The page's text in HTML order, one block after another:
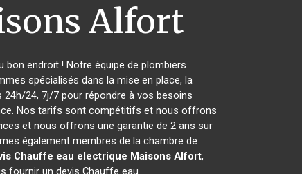
Alfort
bon endroit ! Notre équipe de plombiers
spécialisés dans la mise en place, la
24, 7j/7 pour répondre à vos besoins
Nos tarifs sont compétitifs et nous offrons
et nous offrons une garantie de 2 ans sur
également membres de la chambre de
Chauffe eau electrique Maisons Alfort,
fournir un devis Chauffe eau